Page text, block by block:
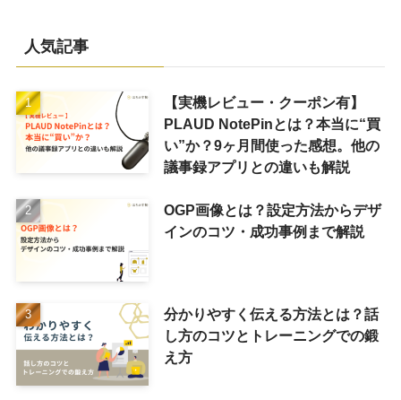
人気記事
【実機レビュー・クーポン有】
PLAUD NotePinとは？本当に“買
い”か？9ヶ月間使った感想。他の
議事録アプリとの違いも解説
OGP画像とは？設定方法からデザ
インのコツ・成功事例まで解説
分かりやすく伝える方法とは？話
し方のコツとトレーニングでの鍛
え方